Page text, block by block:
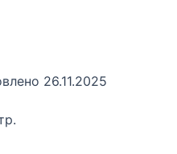
26.11.2025